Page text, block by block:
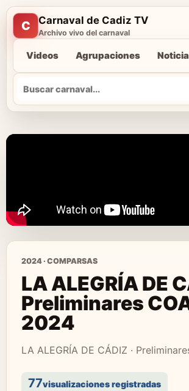
C Carnaval de Cadiz TV
Archivo vivo del carnaval
Videos Agrupaciones
Buscar
2024 · COMPARSAS
LA ALEGRÍA DE
Preliminares
2024
LA ALEGRÍA DE CÁDIZ ·
77visualizaciones registradas